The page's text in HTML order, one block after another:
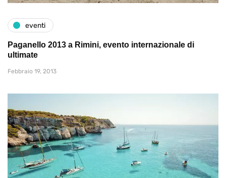
eventi
Paganello 2013 a Rimini, evento internazionale di
ultimate
Febbraio 19, 2013